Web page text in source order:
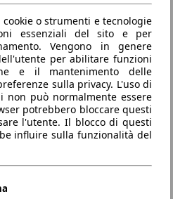
o strumenti e tecnologie
essenziali del sito e per
Vengono in genere
per abilitare funzioni
e il mantenimento delle
sulla privacy. L'uso di
non può normalmente essere
potrebbero bloccare questi
l'utente. Il blocco di questi
influire sulla funzionalità del